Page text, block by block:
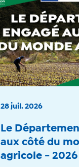
28 juil. 2026
Le
aux côté du
agricole - 2026